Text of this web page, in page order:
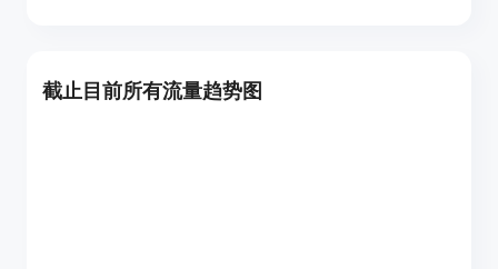
截止目前所有流量趋势图